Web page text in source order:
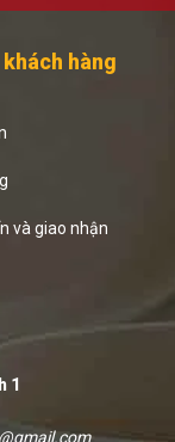
hàng
và giao nhận
1